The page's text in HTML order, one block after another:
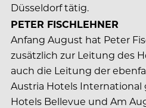
Düsseldorf tätig.
PETER FISCHLEHNER
Anfang August hat Peter
zusätzlich zur Leitung des
auch die Leitung der
Austria Hotels International
Hotels Bellevue und Am